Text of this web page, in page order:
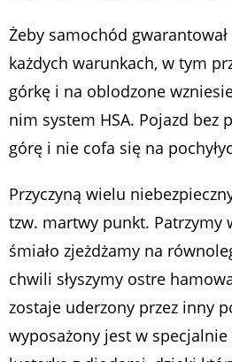
Żeby samochód
każdych warunkach, w tym
górkę i na oblodzone
nim system HSA. Pojazd bez
górę i nie cofa się na
Przyczyną wielu
tzw. martwy punkt. Patrzymy
śmiało zjeżdżamy na
chwili słyszymy ostre
zostaje uderzony przez inny
wyposażony jest w